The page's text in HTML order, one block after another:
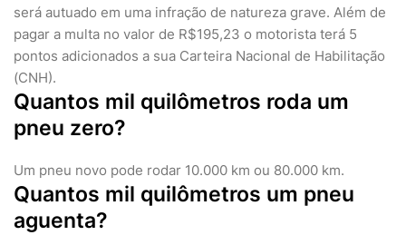
será autuado em uma infração de natureza grave. Além de
pagar a multa no valor de R$195,23 o motorista terá 5
pontos adicionados a sua Carteira Nacional de Habilitação
(CNH).
Quantos mil quilômetros roda um
pneu zero?
Um pneu novo pode rodar 10.000 km ou 80.000 km.
Quantos mil quilômetros um pneu
aguenta?